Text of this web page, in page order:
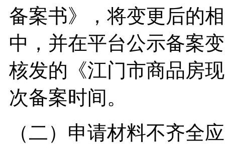
备案书》，将变更后的
中，并在平台公示备案
核发的《江门市商品房
次备案时间。
（二）申请材料不齐全